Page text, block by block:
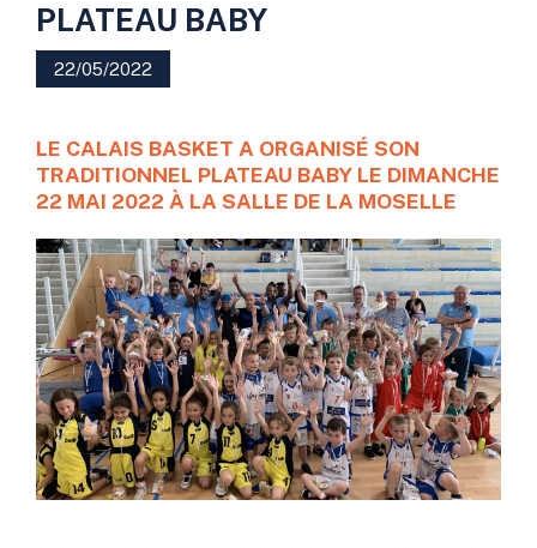
PLATEAU BABY
22/05/2022
LE CALAIS BASKET A ORGANISÉ SON
TRADITIONNEL PLATEAU BABY LE DIMANCHE
22 MAI 2022 À LA SALLE DE LA MOSELLE